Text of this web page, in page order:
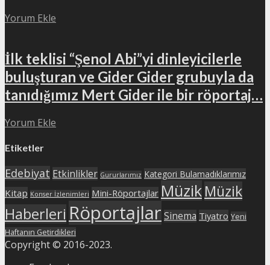
Yorum Ekle
İlk teklisi “Şenol Abi”yi dinleyicilerle
buluşturan ve Gider Gider grubuyla da
tanıdığımız Mert Gider ile bir röportaj…
Yorum Ekle
Etiketler
Edebiyat Etkinlikler Gururlarımız Kategori Bulamadıklarımız
Kitap Konser İzlenimleri Mini-Röportajlar MüzikMüzik
Haberleri Röportajlar Sinema Tiyatro Yeni
Haftanın Getirdikleri
Copyright © 2016-2023.